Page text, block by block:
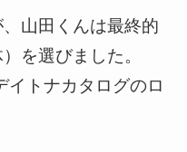
山田くんは最終的
を選びました。
イトナカタログのロ